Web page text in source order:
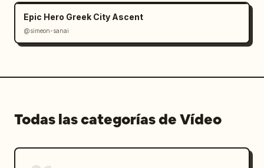
Epic Hero Greek City Ascent
@simeon-sanai
Todas las categorías de Vídeo